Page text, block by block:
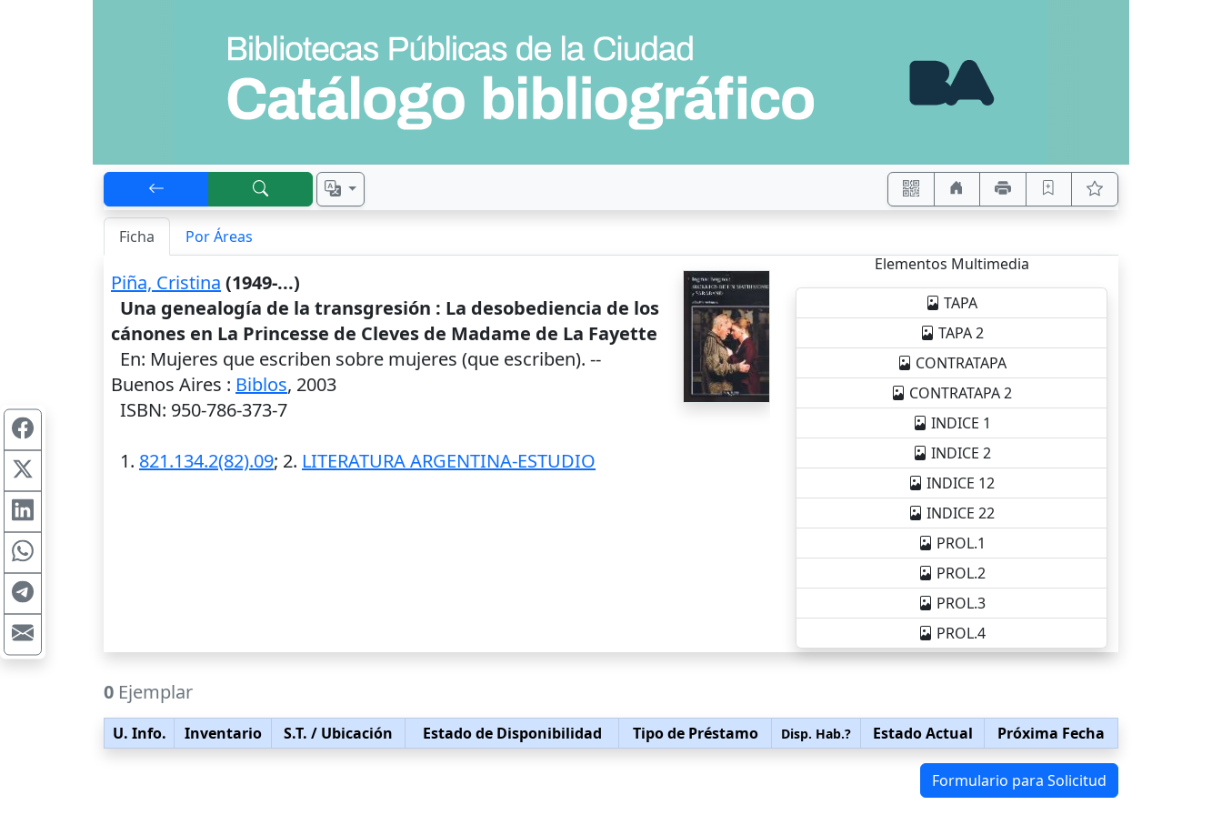
Ficha Por Áreas
Piña, Cristina (1949-...)
Una genealogía de la transgresión : La desobediencia de los
cánones en La Princesse de Cleves de Madame de La Fayette
En: Mujeres que escriben sobre mujeres (que escriben). --
Buenos Aires : Biblos, 2003
ISBN: 950-786-373-7
1. 821.134.2(82).09; 2. LITERATURA ARGENTINA-ESTUDIO
Elementos Multimedia
TAPA
TAPA 2
CONTRATAPA
CONTRATAPA 2
INDICE 1
INDICE 2
INDICE 12
INDICE 22
PROL.1
PROL.2
PROL.3
PROL.4
0 Ejemplar
U. Info. Inventario S.T. / Ubicación Estado de Disponibilidad Tipo de Préstamo Disp. Hab.? Estado Actual Próxima Fecha
Formulario para Solicitud